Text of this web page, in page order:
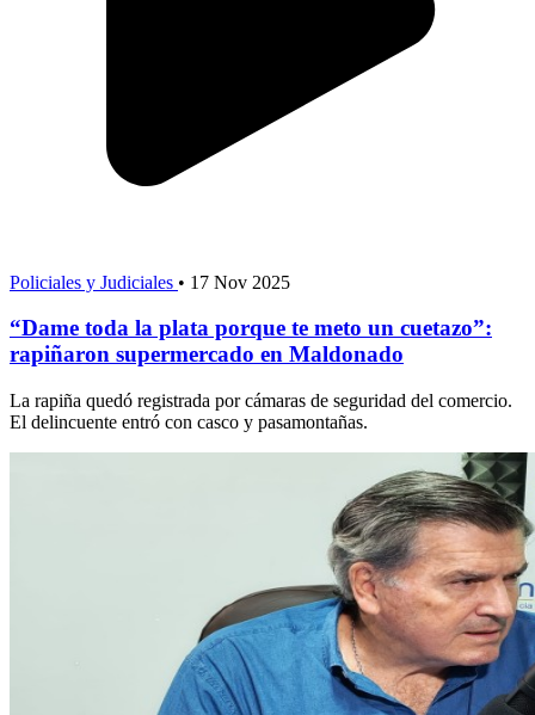
Policiales y Judiciales • 17 Nov 2025
“Dame toda la plata porque te meto un cuetazo”:
rapiñaron supermercado en Maldonado
La rapiña quedó registrada por cámaras de seguridad del comercio.
El delincuente entró con casco y pasamontañas.